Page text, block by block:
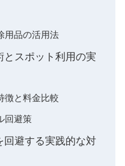
用品の活用法
とスポット利用の実
徴と料金比較
回避策
回避する実践的な対